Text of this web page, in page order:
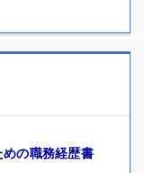
の職務経歴書